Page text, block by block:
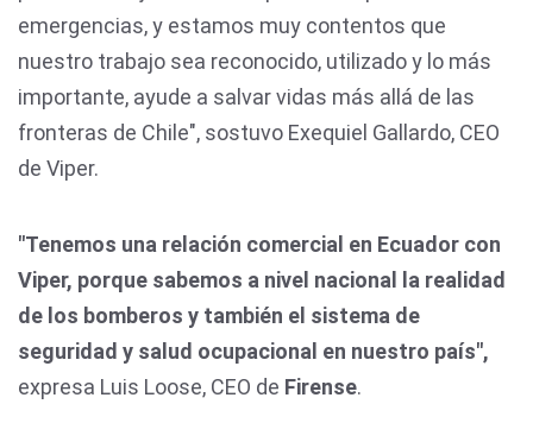
emergencias, y estamos muy contentos que
nuestro trabajo sea reconocido, utilizado y lo más
importante, ayude a salvar vidas más allá de las
fronteras de Chile", sostuvo Exequiel Gallardo, CEO
de Viper.
"Tenemos una relación comercial en Ecuador con
Viper, porque sabemos a nivel nacional la realidad
de los bomberos y también el sistema de
seguridad y salud ocupacional en nuestro país",
expresa Luis Loose, CEO de Firense. ⁠